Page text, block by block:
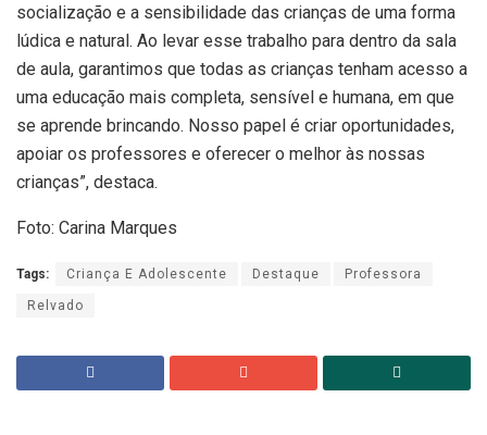
socialização e a sensibilidade das crianças de uma forma
lúdica e natural. Ao levar esse trabalho para dentro da sala
de aula, garantimos que todas as crianças tenham acesso a
uma educação mais completa, sensível e humana, em que
se aprende brincando. Nosso papel é criar oportunidades,
apoiar os professores e oferecer o melhor às nossas
crianças”, destaca.
Foto: Carina Marques
Tags: Criança E Adolescente Destaque Professora
Relvado